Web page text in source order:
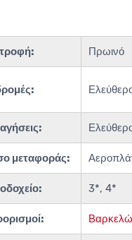
Πρωινό
μεταφοράς:
3*, 4*